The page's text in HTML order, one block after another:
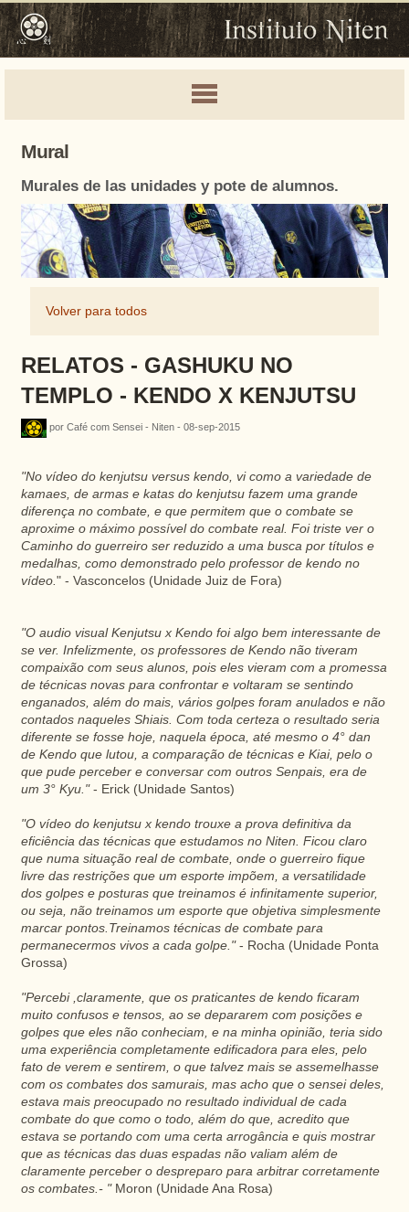
Mural
Murales de las unidades y pote de alumnos.
Volver para todos
RELATOS - GASHUKU NO
TEMPLO - KENDO X KENJUTSU
por Café com Sensei - Niten - 08-sep-2015
"No vídeo do kenjutsu versus kendo, vi como a variedade de
kamaes, de armas e katas do kenjutsu fazem uma grande
diferença no combate, e que permitem que o combate se
aproxime o máximo possível do combate real. Foi triste ver o
Caminho do guerreiro ser reduzido a uma busca por títulos e
medalhas, como demonstrado pelo professor de kendo no
vídeo. " - Vasconcelos (Unidade Juiz de Fora)
"O audio visual Kenjutsu x Kendo foi algo bem interessante de
se ver. Infelizmente, os professores de Kendo não tiveram
compaixão com seus alunos, pois eles vieram com a promessa
de técnicas novas para confrontar e voltaram se sentindo
enganados, além do mais, vários golpes foram anulados e não
contados naqueles Shiais. Com toda certeza o resultado seria
diferente se fosse hoje, naquela época, até mesmo o 4° dan
de Kendo que lutou, a comparação de técnicas e Kiai, pelo o
que pude perceber e conversar com outros Senpais, era de
um 3° Kyu."- Erick (Unidade Santos)
"O vídeo do kenjutsu x kendo trouxe a prova definitiva da
eficiência das técnicas que estudamos no Niten. Ficou claro
que numa situação real de combate, onde o guerreiro fique
livre das restrições que um esporte impõem, a versatilidade
dos golpes e posturas que treinamos é infinitamente superior,
ou seja, não treinamos um esporte que objetiva simplesmente
marcar pontos.Treinamos técnicas de combate para
permanecermos vivos a cada golpe." - Rocha (Unidade Ponta
Grossa)
"Percebi ,claramente, que os praticantes de kendo ficaram
muito confusos e tensos, ao se depararem com posições e
golpes que eles não conheciam, e na minha opinião, teria sido
uma experiência completamente edificadora para eles, pelo
fato de verem e sentirem, o que talvez mais se assemelhasse
com os combates dos samurais, mas acho que o sensei deles,
estava mais preocupado no resultado individual de cada
combate do que como o todo, além do que, acredito que
estava se portando com uma certa arrogância e quis mostrar
que as técnicas das duas espadas não valiam além de
claramente perceber o despreparo para arbitrar corretamente
os combates.- " Moron (Unidade Ana Rosa)